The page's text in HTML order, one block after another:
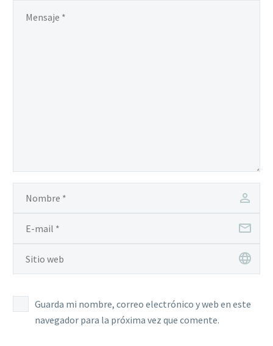
Guarda mi nombre, correo electrónico y web en este
navegador para la próxima vez que comente.